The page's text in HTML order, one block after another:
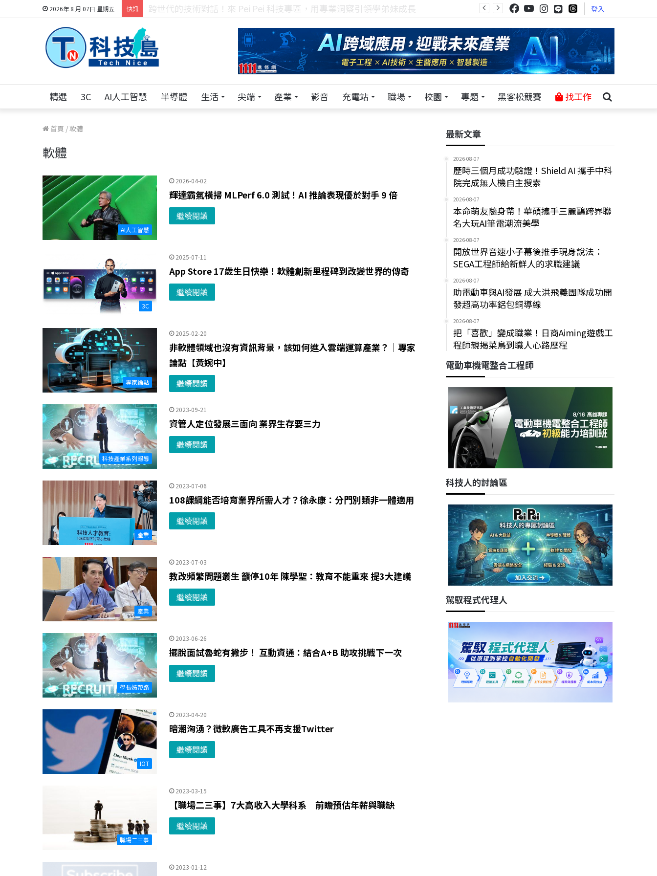
2026年 8 月 07日 星期五 快訊 科技人的經驗傳承地！在 Pei Pei 科技專區，與學弟妹交流最硬核的技術 登入
精選 3C AI人工智慧 半導體 生活 尖端 產業 影音 充電站 職場 校園 專題 黑客松競賽 找工作
首頁 /軟體
軟體
AI人工智慧
2026-04-02
輝達霸氣橫掃 MLPerf 6.0 測試！AI 推論表現優於對手 9 倍
繼續閱讀
3C
2025-07-11
App Store 17歲生日快樂！軟體創新里程碑到改變世界的傳奇
繼續閱讀
專家論點
2025-02-20
非軟體領域也沒有資訊背景，該如何進入雲端運算產業？｜專家
論點【黃婉中】
繼續閱讀
科技產業系列報導
2023-09-21
資管人定位發展三面向 業界生存要三力
繼續閱讀
產業
2023-07-06
108課綱能否培育業界所需人才？徐永康：分門別類非一體適用
繼續閱讀
產業
2023-07-03
教改頻繁問題叢生 籲停10年 陳學聖：教育不能重來 提3大建議
繼續閱讀
學長姊帶路
2023-06-26
擺脫面試魯蛇有撇步！ 互動資通：結合A+B 助攻挑戰下一次
繼續閱讀
IOT
2023-04-20
暗潮洶湧？微軟廣告工具不再支援Twitter
繼續閱讀
職場二三事
2023-03-15
【職場二三事】7大高收入大學科系 前瞻預估年薪與職缺
繼續閱讀
2023-01-12
最新文章
2026-08-07
歷時三個月成功驗證！Shield AI 攜手中科
院完成無人機自主搜索
2026-08-07
本命萌友隨身帶！華碩攜手三麗鷗跨界聯
名大玩AI筆電潮流美學
2026-08-07
開放世界音速小子幕後推手現身說法：
SEGA工程師給新鮮人的求職建議
2026-08-07
助電動車與AI發展 成大洪飛義團隊成功開
發超高功率鋁包銅導線
2026-08-07
把「喜歡」變成職業！日商Aiming遊戲工
程師親揭菜鳥到職人心路歷程
電動車機電整合工程師
科技人的討論區
駕馭程式代理人